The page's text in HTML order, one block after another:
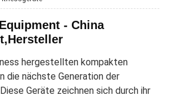
- China
hergestellten kompakten
die nächste Generation der
Geräte zeichnen sich durch ihr